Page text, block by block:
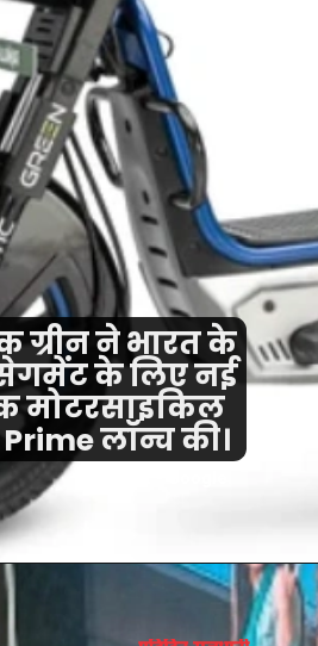
ग्रीन ने भारत के
के लिए नई
मोटरसाइकिल
लॉन्च की।